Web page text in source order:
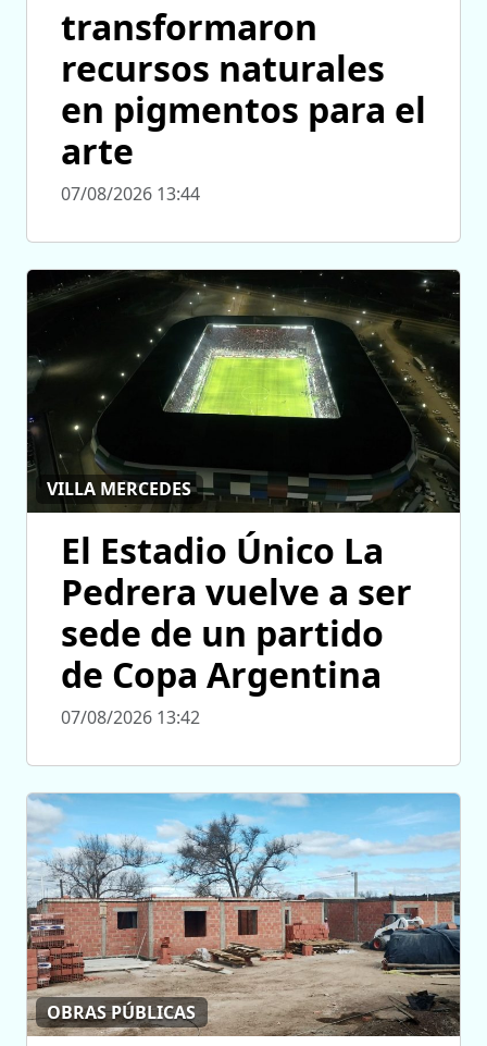
transformaron
recursos naturales
en pigmentos para el
arte
07/08/2026 13:44
VILLA MERCEDES
El Estadio Único La
Pedrera vuelve a ser
sede de un partido
de Copa Argentina
07/08/2026 13:42
OBRAS PÚBLICAS